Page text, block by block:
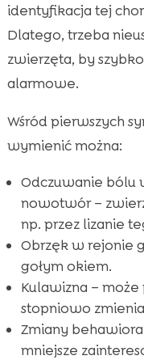
identyfikacja tej
Dlatego, trzeba
zwierzęta, by
alarmowe.
Wśród pierwszych
wymienić można:
Odczuwanie bólu
nowotwór –
np. przez lizanie
Obrzęk w rejonie
gołym okiem.
Kulawizna –
stopniowo
Zmiany
mniejsze